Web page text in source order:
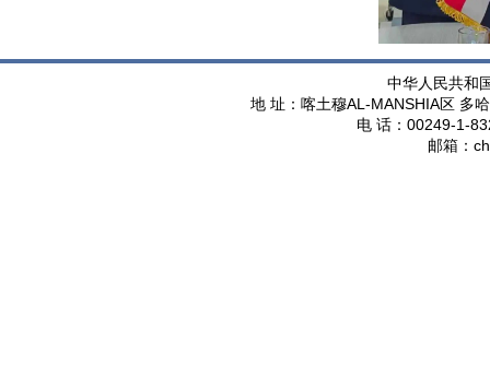
中华人民共和
地 址：喀土穆AL-MANSHIA区 多
电 话： 00249-1-
邮箱：